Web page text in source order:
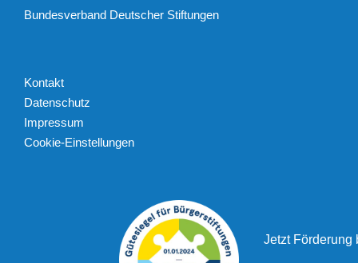
Bundesverband Deutscher Stiftungen
Kontakt
Datenschutz
Impressum
Cookie-Einstellungen
Jetzt Förderung